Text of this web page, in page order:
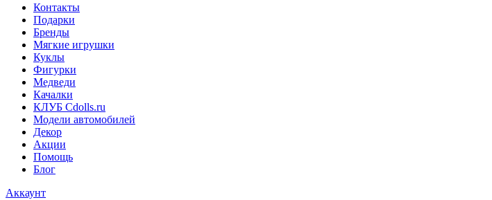
Контакты
Подарки
Бренды
Мягкие игрушки
Куклы
Фигурки
Медведи
Качалки
КЛУБ Cdolls.ru
Модели автомобилей
Декор
Акции
Помощь
Блог
Аккаунт